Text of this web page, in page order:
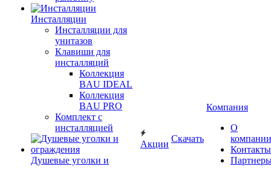
Инсталляции
Инсталляции для
унитазов
Клавиши для
инсталляций
Коллекция
BAU IDEAL
Коллекция
BAU PRO
Комплект с
инсталляцией
Душевые уголки и
Акции
Скачать
Компания
О
компании
Контакты